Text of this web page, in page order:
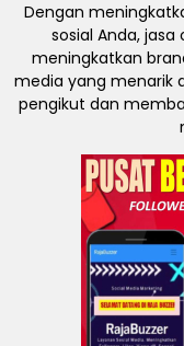
Dengan
sosial Anda,
meningkatkan
media yang menarik
pengikut dan